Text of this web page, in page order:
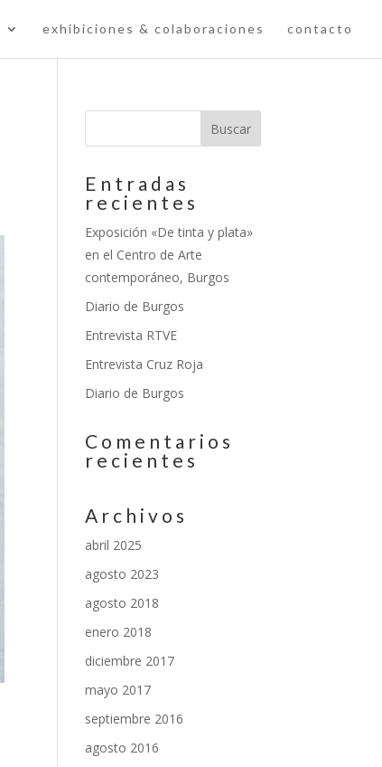
exhibiciones & colaboraciones contacto
Entradas
recientes
Exposición «De tinta y plata»
en el Centro de Arte
contemporáneo, Burgos
Diario de Burgos
Entrevista RTVE
Entrevista Cruz Roja
Diario de Burgos
Comentarios
recientes
Archivos
abril 2025
agosto 2023
agosto 2018
enero 2018
diciembre 2017
mayo 2017
septiembre 2016
agosto 2016